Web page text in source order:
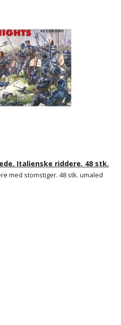
Italienske riddere. 48 stk.
med stomstiger. 48 stk. umaled